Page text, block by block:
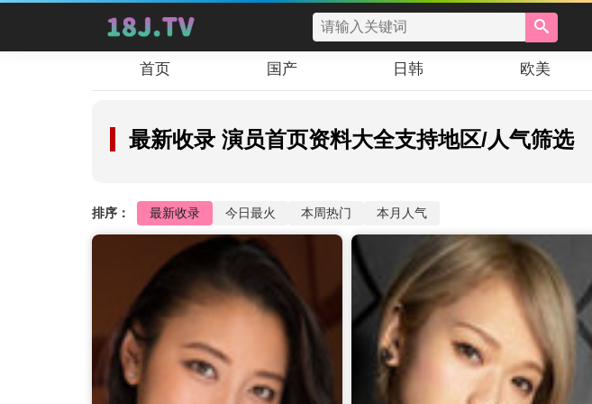
首页 国产 日韩 欧美
最新收录 演员首页资料大全支持地区/人气筛选
排序： 最新收录 今日最火 本周热门 本月人气